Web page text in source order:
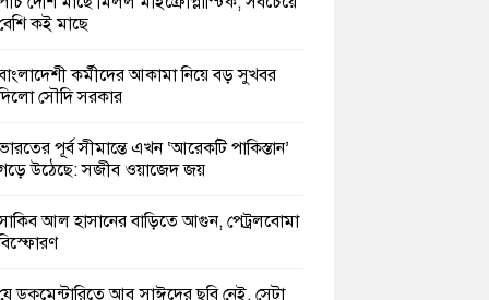
কই মাছে
কর্মীদের আকামা নিয়ে বড় সুখবর
সৌদি সরকার
পূর্ব সীমান্তে এখন ‘আরেকটি পাকিস্তান’
উঠেছে: সজীব ওয়াজেদ জয়
আল হাসানের বাড়িতে আগুন, পেট্রলবোমা
ডকুমেন্টারিতে আবু সাঈদের ছবি নেই, সেটা